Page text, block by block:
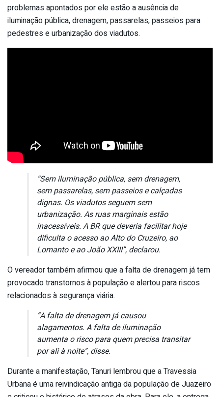
problemas apontados por ele estão a ausência de
iluminação pública, drenagem, passarelas, passeios para
pedestres e urbanização dos viadutos.
“Sem iluminação pública, sem drenagem,
sem passarelas, sem passeios e calçadas
dignas. Os viadutos seguem sem
urbanização. As ruas marginais estão
inacessíveis. A BR que deveria facilitar hoje
dificulta o acesso ao Alto do Cruzeiro, ao
Lomanto e ao João XXIII”, declarou.
O vereador também afirmou que a falta de drenagem já tem
provocado transtornos à população e alertou para riscos
relacionados à segurança viária.
“A falta de drenagem já causou
alagamentos. A falta de iluminação
aumenta o risco para quem precisa transitar
por ali à noite”, disse.
Durante a manifestação, Tanuri lembrou que a Travessia
Urbana é uma reivindicação antiga da população de Juazeiro